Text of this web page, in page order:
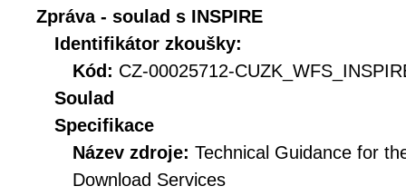
Zpráva - soulad s INSPIRE
Identifikátor zkoušky:
Kód: CZ-00025712-
Soulad
Specifikace
Název zdroje: Technical Guidance for
Download Services